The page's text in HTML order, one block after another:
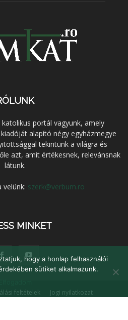
portál vagyunk, amely
alapító négy egyházmegye
tekintünk a világra és
azt, amit értékesnek, relevánsnak
látunk.
velünk: szerk@verbum.ro
MINKET
feltételek
Jogi nyilatkozat
hogy a honlap felhasználói
sütiket alkalmazunk.